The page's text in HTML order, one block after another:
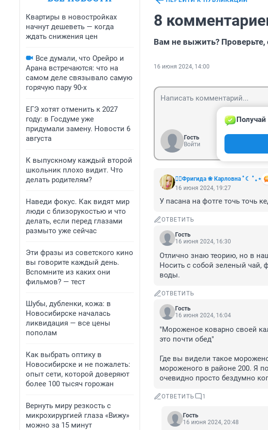
Квартиры в новостройках
начнут дешеветь — когда
ждать снижения цен
Все думали, что Орейро и
Арана встречаются: что на
самом деле связывало самую
горячую пару 90-х
ЕГЭ хотят отменить к 2027
году: в Госдуме уже
придумали замену. Новости 6
августа
К выпускному каждый второй
школьник плохо видит. Что
делать родителям?
Наведи фокус. Как видят мир
люди с близорукостью и что
делать, если перед глазами
размыто уже сейчас
Эти фразы из советского кино
вы говорите каждый день.
Вспомните из каких они
фильмов? — тест
Шубы, дубленки, кожа: в
Новосибирске началась
ликвидация — все цены
пополам
Как выбрать оптику в
Новосибирске и не пожалеть:
опыт сети, которой доверяют
более 100 тысяч горожан
Вернуть миру резкость с
микрохирургией глаза «Вижу»
можно за 15 минут
8
Вам не выжить?
16 июня 2024, 14:00
Гость
Войти
❤️‍🔥Фригида ❀ Карловна ﾟ☾ ﾟ｡⋆
Получай
16 июня 2024, 19:27
У пасана на фотге точь точь
ОТВЕТИТЬ
Гость
16 июня 2024, 16:30
Отлично знаю теорию, но в
Носить с собой зеленый чай,
воды.
ОТВЕТИТЬ
Гость
16 июня 2024, 16:04
"Мороженое коварно своей
это почти обед"
Где вы видели такое
мороженого в районе 200. Я
очевидно просто бездумно
ОТВЕТИТЬ 1
Гость
16 июня 2024, 20:48